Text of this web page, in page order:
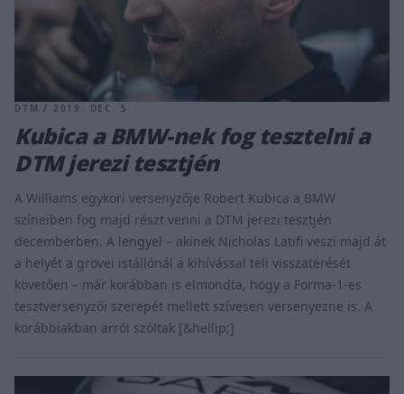
DTM / 2019. DEC. 5.
Kubica a BMW-nek fog tesztelni a
DTM jerezi tesztjén
A Williams egykori versenyzője Robert Kubica a BMW
színeiben fog majd részt venni a DTM jerezi tesztjén
decemberben. A lengyel – akinek Nicholas Latifi veszi majd át
a helyét a grovei istállónál a kihívással teli visszatérését
követően – már korábban is elmondta, hogy a Forma-1-es
tesztversenyzői szerepét mellett szívesen versenyezne is. A
korábbiakban arról szóltak [&hellip;]